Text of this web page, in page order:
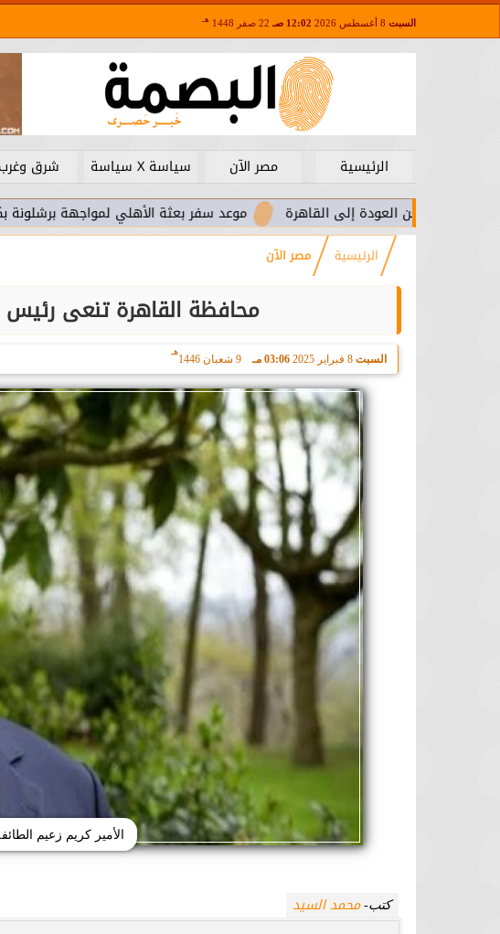
السبت 12:02 صـ 22 صفر 1448 هـ
الرئيسية مصر الآن سياسة X سياسة شرق وغرب
موعد سفر بعثة الأهلي لمواجهة برشلونة بكأس خوان العودة إلى القاهرة
الرئيسية مصر الآن
محافظة القاهرة تنعى
السبت 8 فبراير 2025 03:06 مـ 9 شعبان 1446
هـ
الأمير كريم زعيم
كتب-محمد السيد